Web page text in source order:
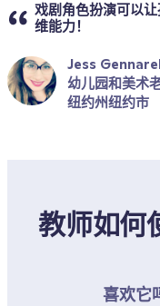
戏剧角色扮演可以
维能力！
Jess
幼儿园和美术
纽约州纽约市
教师如何
喜欢它